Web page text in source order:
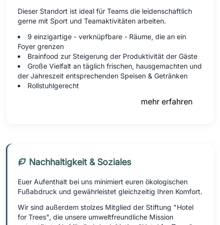
Dieser Standort ist ideal für Teams die leidenschaftlich
gerne mit Sport und Teamaktivitäten arbeiten.
9 einzigartige - verknüpfbare - Räume, die an ein
Foyer grenzen
Brainfood zur Steigerung der Produktivität der Gäste
Große Vielfalt an täglich frischen, hausgemachten und
der Jahreszeit entsprechenden Speisen & Getränken
Rollstuhlgerecht
mehr erfahren
Nachhaltigkeit & Soziales
Euer Aufenthalt bei uns minimiert euren ökologischen
Fußabdruck und gewährleistet gleichzeitig Ihren Komfort.
Wir sind außerdem stolzes Mitglied der Stiftung "Hotel
for Trees", die unsere umweltfreundliche Mission